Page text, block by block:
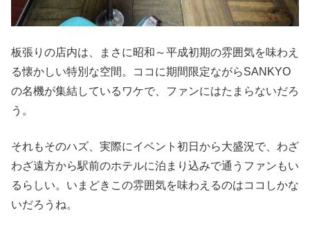
板張りの店内は、まさに昭和～平成初期の雰囲気を味わえ
る懐かしい特別な空間。ココに期間限定ながらSANKYO
の名機が集結しているワケで、ファンにはたまらないだろ
う。
それもそのハズ、実際にイベント初日から大盛況で、わざ
わざ遠方から駅前のホテルに泊まり込みで通うファンもい
るらしい。いまどきこの雰囲気を味わえるのはココしかな
いだろうね。